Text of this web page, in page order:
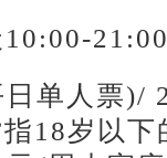
人票)/
18岁以